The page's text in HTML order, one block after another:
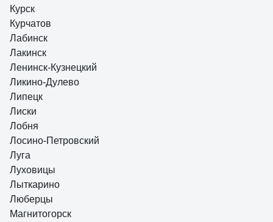
Курск
Курчатов
Лабинск
Лакинск
Ленинск-Кузнецкий
Ликино-Дулево
Липецк
Лиски
Лобня
Лосино-Петровский
Луга
Луховицы
Лыткарино
Люберцы
Магнитогорск